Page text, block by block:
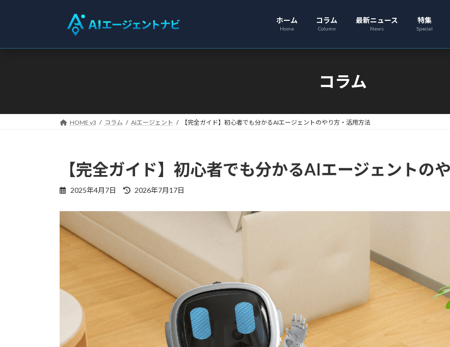
プ
動
ホーム
Home
コラム
Column
最新ニュース
News
特集
Special
コラム
HOME v3 コラム AIエージェント 【完全ガイド】初心者でも分かるAIエージェントのやり方・活用方法
【完全ガイド】初心者でも分かるAIエージェントの
2025年4月7日
最
更
新
2026年7月17日